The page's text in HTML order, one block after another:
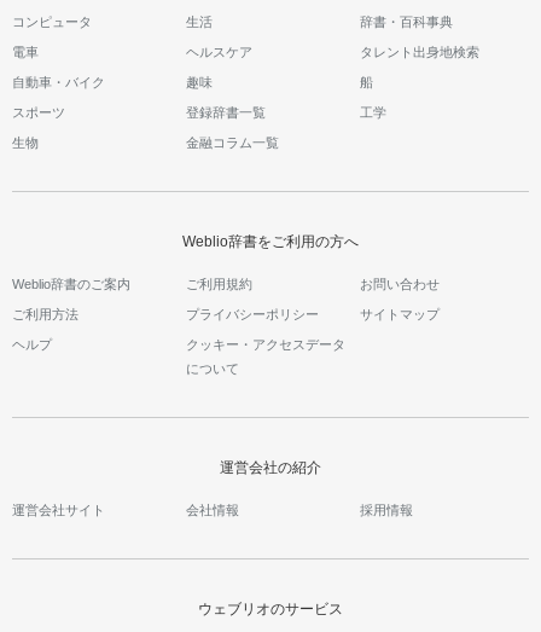
コンピュータ 生活 辞書・百科事典
電車 ヘルスケア タレント出身地検索
自動車・バイク 趣味 船
スポーツ 登録辞書一覧 工学
生物 金融コラム一覧
Weblio辞書をご利用の方へ
Weblio辞書のご案内 ご利用規約 お問い合わせ
ご利用方法 プライバシーポリシー サイトマップ
ヘルプ
クッキー・アクセスデータ
について
運営会社の紹介
運営会社サイト 会社情報 採用情報
ウェブリオのサービス